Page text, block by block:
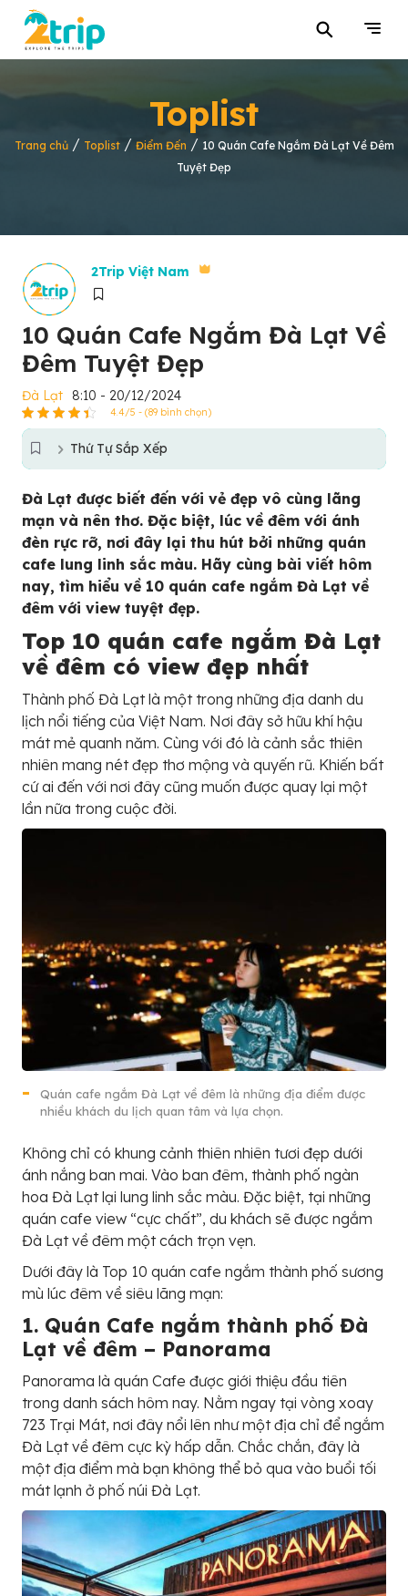
⚲
Toplist
Trang chủ/ Toplist/ Điểm Đến / 10 Quán Cafe Ngắm Đà Lạt Về Đêm
Tuyệt Đẹp
2Trip Việt Nam
10 Quán Cafe Ngắm Đà Lạt Về
Đêm Tuyệt Đẹp
Đà Lạt 8:10 - 20/12/2024
4.4/5 - (89 bình chọn)
Thứ Tự Sắp Xếp
Đà Lạt được biết đến với vẻ đẹp vô cùng lãng
mạn và nên thơ. Đặc biệt, lúc về đêm với ánh
đèn rực rỡ, nơi đây lại thu hút bởi những quán
cafe lung linh sắc màu. Hãy cùng bài viết hôm
nay, tìm hiểu về 10 quán cafe ngắm Đà Lạt về
đêm với view tuyệt đẹp.
Top 10 quán cafe ngắm Đà Lạt
về đêm có view đẹp nhất
Thành phố Đà Lạt là một trong những địa danh du
lịch nổi tiếng của Việt Nam. Nơi đây sở hữu khí hậu
mát mẻ quanh năm. Cùng với đó là cảnh sắc thiên
nhiên mang nét đẹp thơ mộng và quyến rũ. Khiến bất
cứ ai đến với nơi đây cũng muốn được quay lại một
lần nữa trong cuộc đời.
Quán cafe ngắm Đà Lạt về đêm là những địa điểm được
nhiều khách du lịch quan tâm và lựa chọn.
Không chỉ có khung cảnh thiên nhiên tươi đẹp dưới
ánh nắng ban mai. Vào ban đêm, thành phố ngàn
hoa Đà Lạt lại lung linh sắc màu. Đặc biệt, tại những
quán cafe view “cực chất”, du khách sẽ được ngắm
Đà Lạt về đêm một cách trọn vẹn.
Dưới đây là Top 10 quán cafe ngắm thành phố sương
mù lúc đêm về siêu lãng mạn:
1. Quán Cafe ngắm thành phố Đà
Lạt về đêm – Panorama
Panorama là quán Cafe được giới thiệu đầu tiên
trong danh sách hôm nay. Nằm ngay tại vòng xoay
723 Trại Mát, nơi đây nổi lên như một địa chỉ để ngắm
Đà Lạt về đêm cực kỳ hấp dẫn. Chắc chắn, đây là
một địa điểm mà bạn không thể bỏ qua vào buổi tối
mát lạnh ở phố núi Đà Lạt.